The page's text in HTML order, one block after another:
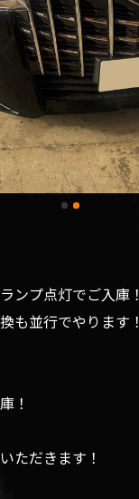
ンプ点灯でご入庫！
も並行でやります！
！
ただきます！